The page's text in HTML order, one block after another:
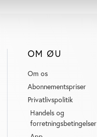
OM ØU
Om os
Abonnementspriser
Privatlivspolitik
Handels og
forretningsbetingelser